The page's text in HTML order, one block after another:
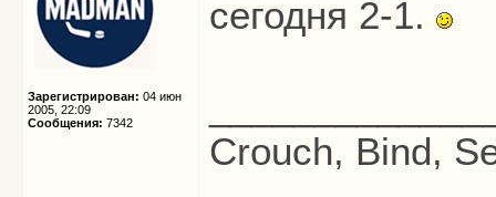
Зарегистрирован: 04 июн
2005, 22:09
Сообщения: 7342
сегодня 2-1.
Crouch, Bind,